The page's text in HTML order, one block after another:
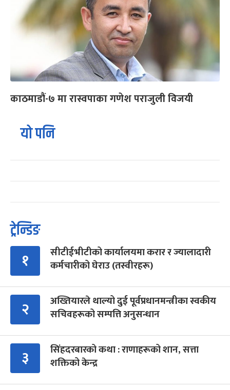
काठमाडौं-७ मा रास्वपाका गणेश पराजुली विजयी
यो पनि
ट्रेन्डिङ
१
सीटीईभीटीको कार्यालयमा करार र ज्यालादारी
कर्मचारीको घेराउ (तस्वीरहरू)
२
अख्तियारले थाल्यो दुई पूर्वप्रधानमन्त्रीका स्वकीय
सचिवहरूको सम्पत्ति अनुसन्धान
३
सिंहदरबारको कथा : राणाहरूको शान, सत्ता
शक्तिको केन्द्र